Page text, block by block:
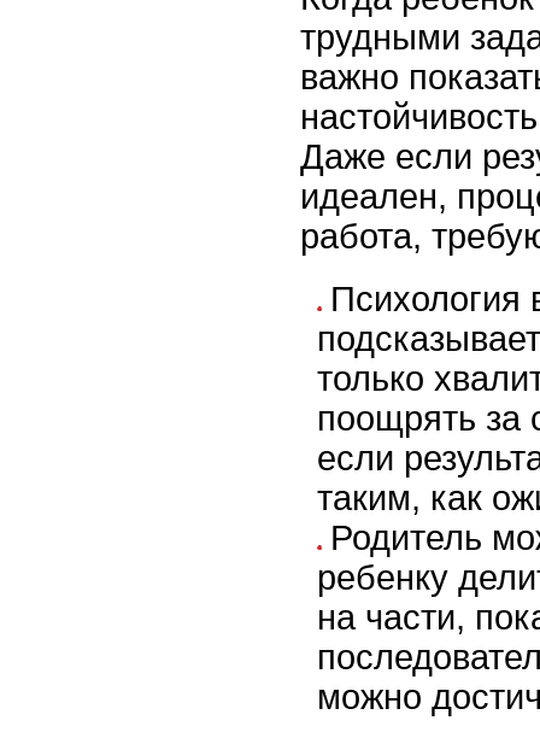
трудными
важно
Даже если
идеален,
работа,
Психология
только
поощрять за
если
таким, как
Родитель
ребенку
на части,
можно